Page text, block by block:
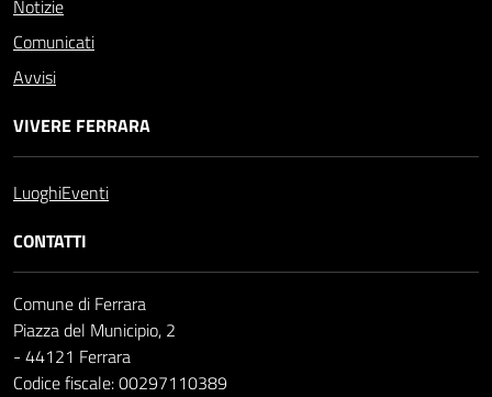
Notizie
Comunicati
Avvisi
VIVERE FERRARA
LuoghiEventi
CONTATTI
Comune di Ferrara
Piazza del Municipio, 2
- 44121 Ferrara
Codice fiscale: 00297110389